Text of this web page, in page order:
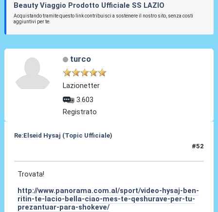
Beauty Viaggio Prodotto Ufficiale SS LAZIO
Acquistando tramite questo link contribuisci a sostenere il nostro sito, senza costi
aggiuntivi per te.
turco
Lazionetter
3.603
Registrato
Re:Elseid Hysaj (Topic Ufficiale)
#52
Trovata!
http://www.panorama.com.al/sport/video-hysaj-ben-
ritin-te-lacio-bella-ciao-mes-te-qeshurave-per-tu-
prezantuar-para-shokeve/